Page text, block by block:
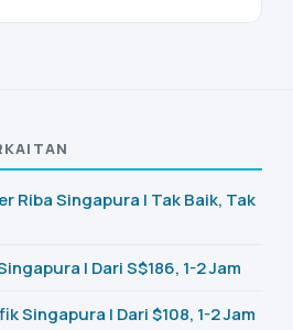
Riba Singapura | Tak Baik, Tak
| Dari S$186, 1-2 Jam
Singapura | Dari $108, 1-2 Jam